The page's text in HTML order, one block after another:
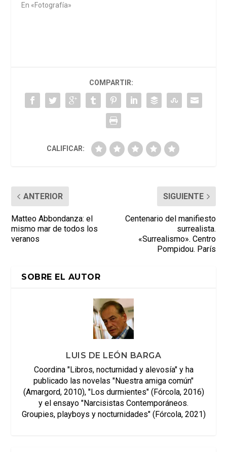
En «Fotografía»
COMPARTIR:
CALIFICAR:
ANTERIOR
Matteo Abbondanza: el
mismo mar de todos los
veranos
SIGUIENTE
Centenario del manifiesto
surrealista.
«Surrealismo». Centro
Pompidou. París
SOBRE EL AUTOR
LUIS DE LEÓN BARGA
Coordina "Libros, nocturnidad y alevosía" y ha
publicado las novelas "Nuestra amiga común"
(Amargord, 2010), "Los durmientes" (Fórcola, 2016)
y el ensayo "Narcisistas Contemporáneos.
Groupies, playboys y nocturnidades" (Fórcola, 2021)